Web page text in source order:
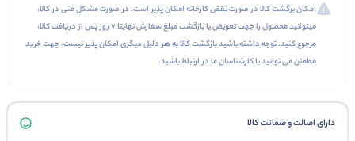
امکان برگشت کالا در صورت نقض کارخانه امکان پذیر است. در صورت مشکل فنی در کالا،
میتوانید محصول را جهت تعویض یا بازگشت مبلغ سفارش نهایتا 7 روز پس از دریافت کالا،
مرجوع کنید. توجه داشته باشید بازگشت کالا به هر دلیل دیگری امکان پذیر نیست. جهت خرید
مطمئن می توانید با کارشناسان ما در ارتباط باشید.
دارای اصالت و ضمانت کالا